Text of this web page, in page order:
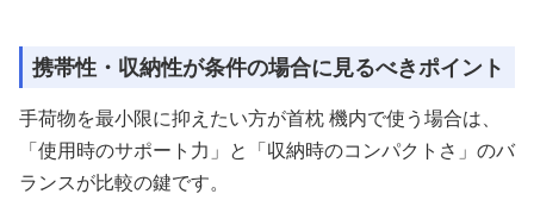
携帯性・収納性が条件の場合に見るべきポイント
手荷物を最小限に抑えたい方が首枕 機内で使う場合は、
「使用時のサポート力」と「収納時のコンパクトさ」のバ
ランスが比較の鍵です。